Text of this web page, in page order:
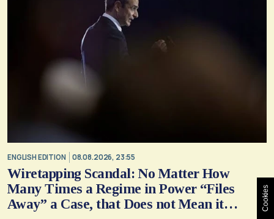
ENGLISH EDITION 08.08.2026, 23:55
Wiretapping Scandal: No Matter How
Many Times a Regime in Power “Files
Away” a Case, that Does not Mean it
Cookies